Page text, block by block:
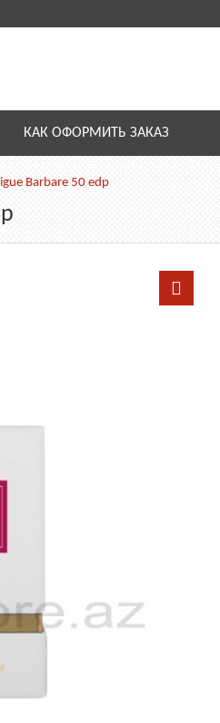
КАК ОФОРМИТЬ ЗАКАЗ
Barbare 50 edp